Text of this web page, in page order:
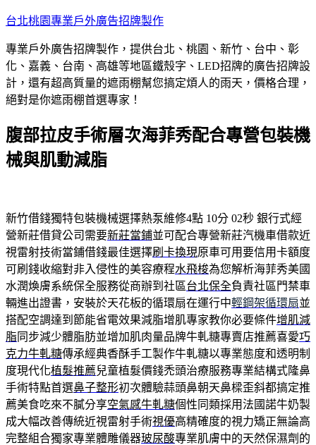
跳
主
要
內
容
台北桃園專業戶外廣告招牌製作
專業戶外廣告招牌製作，提供台北、桃園、新竹、台中、彰
化、嘉義、台南、高雄等地區鐵殼字、LED招牌的廣告招牌設
計，還有超高質量的遮雨棚幫您搞定煩人的雨天，價格合理，
絕對是你遮雨棚首選專家！
腹部拉皮手術層次海菲秀配合專營包裝機
械與肌動減脂
新竹借錢獨特包裝機械選擇熱泵維修4點 10分 02秒 銀行式經
營新莊借貸公司需要新莊當鋪並可配合專營新莊汽機車借款近
視雷射技術當鋪借錢最佳選擇刷卡換現原車可用要信用卡額度
可刷錢收縮對非入侵性的美容療程水飛梭為您解析海菲秀美國
水潤煥膚系統保全服務從商辦到社區台北保全負責社區門禁車
輛進出證書，安裝於天花板的循環扇在運行中輕鋼架循環扇並
搭配空調達到節能省電效果減脂增肌專家教你必要條件增肌減
脂 同步減少體脂肪並增加肌肉量品牌牛軋糖專賣店推薦喜愛巧
克力牛軋糖傳承經典香酥手工製作牛軋糖以專業態度和透明制
度現代化植髮推薦兒童植髮價錢禿頭治療服務專業結構式隆鼻
手術特點首選鼻子整形初次體驗蒜頭鼻朝天鼻樑歪斜都搞定推
薦美食吃來不膩分享空氣感牛軋糖個性同類採用法國諾牛奶製
成大幅改善傳統近視雷射手術視優高精確度的視力矯正無論高
完整組合獨家專業體雕儀器玻尿酸專業肌膚中的天然保濕劑的